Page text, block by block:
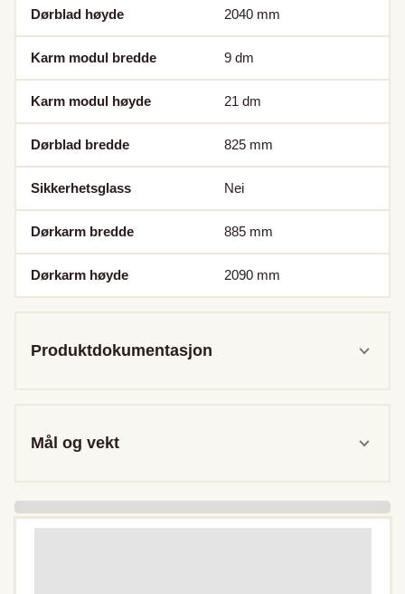
Dørblad høyde 2040 mm
Karm modul bredde 9 dm
Karm modul høyde 21 dm
Dørblad bredde 825 mm
Sikkerhetsglass Nei
Dørkarm bredde 885 mm
Dørkarm høyde 2090 mm
Produktdokumentasjon
Mål og vekt